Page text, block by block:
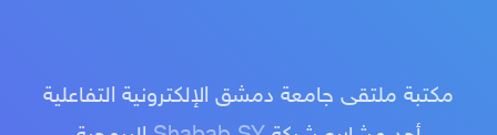
مكتبة ملتقى جامعة دمشق الإلكترونية التفاعلية